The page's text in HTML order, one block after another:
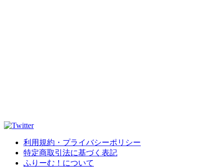
利用規約・プライバシーポリシー
特定商取引法に基づく表記
ふりーむ！について